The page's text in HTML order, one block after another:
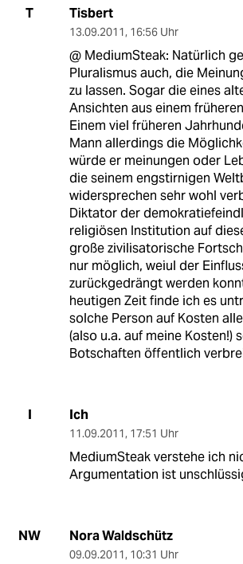
T Tisbert
13.09.2011, 16:56 Uhr
@ MediumSteak: Natürlich
Pluralismus auch, die
zu lassen. Sogar die eines
Ansichten aus einem
Einem viel früheren
Mann allerdings die
würde er meinungen oder
die seinem engstirnigen
widersprechen sehr wohl
Diktator der
religiösen Institution auf
große zivilisatorische
nur möglich, weiul der
zurückgedrängt werden
heutigen Zeit finde ich es
solche Person auf Kosten
(also u.a. auf meine Kosten!)
Botschaften öffentlich
I Ich
11.09.2011, 17:51 Uhr
MediumSteak verstehe ich
Argumentation ist
NW Nora Waldschütz
09.09.2011, 10:31 Uhr